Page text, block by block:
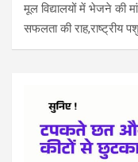
मूल विद्यालयों में भेजने की
सफलता की राह,राष्ट्रीय